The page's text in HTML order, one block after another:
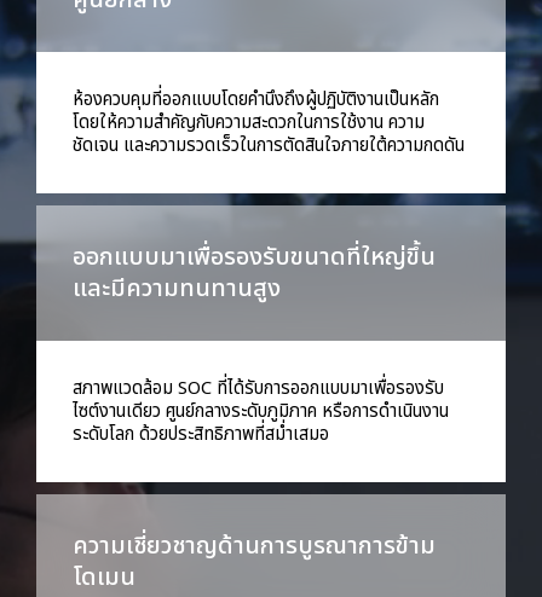
ห้องควบคุมที่ออกแบบโดยคำนึงถึงผู้ปฏิบัติงานเป็นหลัก
โดยให้ความสำคัญกับความสะดวกในการใช้งาน ความ
ชัดเจน และความรวดเร็วในการตัดสินใจภายใต้ความกดดัน
ออกแบบมาเพื่อรองรับขนาดที่ใหญ่ขึ้น
และมีความทนทานสูง
สภาพแวดล้อม SOC ที่ได้รับการออกแบบมาเพื่อรองรับ
ไซต์งานเดียว ศูนย์กลางระดับภูมิภาค หรือการดำเนินงาน
ระดับโลก ด้วยประสิทธิภาพที่สม่ำเสมอ
ความเชี่ยวชาญด้านการบูรณาการข้าม
โดเมน